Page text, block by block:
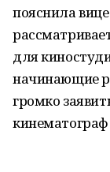
пояснила
для
начинающие
громко